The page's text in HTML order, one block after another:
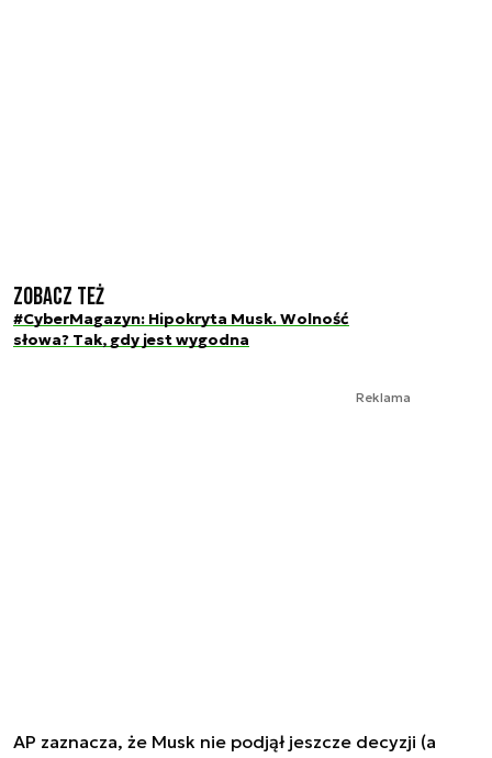
Zobacz też
#CyberMagazyn: Hipokryta Musk. Wolność
słowa? Tak, gdy jest wygodna
Reklama
AP zaznacza, że Musk nie podjął jeszcze decyzji (a